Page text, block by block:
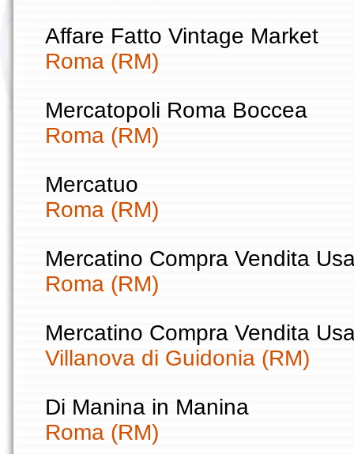
Affare Fatto Vintage Market
Roma (RM)
Mercatopoli Roma Boccea
Roma (RM)
Mercatuo
Roma (RM)
Mercatino Compra Vendita
Roma (RM)
Mercatino Compra Vendita
Villanova di Guidonia (RM)
Di Manina in Manina
Roma (RM)